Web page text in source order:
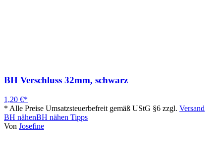
BH Verschluss 32mm, schwarz
1,20 €*
* Alle Preise Umsatzsteuerbefreit gemäß UStG §6 zzgl. Versand
BH nähenBH nähen Tipps
Von Josefine